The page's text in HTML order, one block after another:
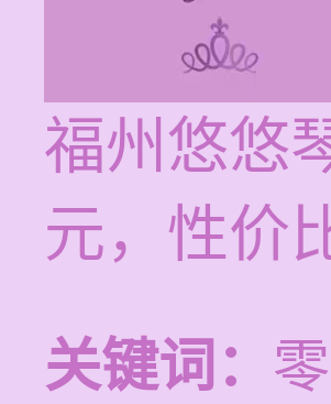
福州悠悠
元，性价
关键词：